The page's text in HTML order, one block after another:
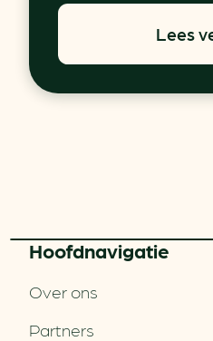
Lees
Hoofd­navigatie
Over ons
Partners